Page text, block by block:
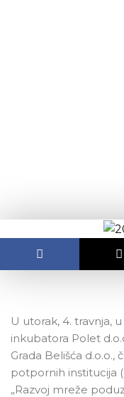
U utorak, 4. travnja,
inkubatora Polet
Grada Belišća
potpornih institucija
„Razvoj mreže